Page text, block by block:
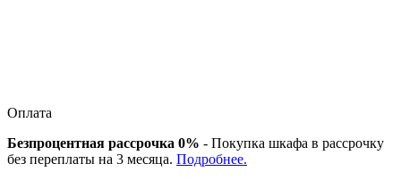
Оплата
Безпроцентная рассрочка 0% - Покупка шкафа в рассрочку
без переплаты на 3 месяца. Подробнее.